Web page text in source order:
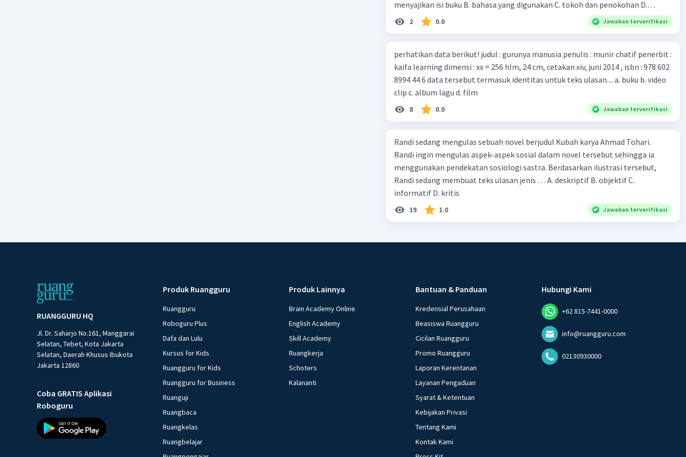
menjadi masalah besar bagi kesehatan manusia.
menyajikan isi buku B. bahasa yang digunakan C. tokoh dan penokohan D.
penyajian alur cerita
2 0.0 Jawaban terverifikasi
perhatikan data berikut! judul : gurunya manusia penulis : munir chatif penerbit :
kaifa learning dimensi : xx = 256 hlm, 24 cm, cetakan xiv, juni 2014 , isbn : 978 602
8994 44 6 data tersebut termasuk identitas untuk teks ulasan.... a. buku b. video
clip c. album lagu d. film
8 0.0 Jawaban terverifikasi
Randi sedang mengulas sebuah novel berjudul Kubah karya Ahmad Tohari.
Randi ingin mengulas aspek-aspek sosial dalam novel tersebut sehingga ia
menggunakan pendekatan sosiologi sastra. Berdasarkan ilustrasi tersebut,
Randi sedang membuat teks ulasan jenis … A. deskriptif B. objektif C.
informatif D. kritis
19 1.0 Jawaban terverifikasi
RUANGGURU HQ
Jl. Dr. Saharjo No.161, Manggarai
Selatan, Tebet, Kota Jakarta
Selatan, Daerah Khusus Ibukota
Jakarta 12860
Coba GRATIS Aplikasi
Roboguru
Produk Ruangguru
Ruangguru
Roboguru Plus
Dafa dan Lulu
Kursus for Kids
Ruangguru for Kids
Ruangguru for Business
Ruanguji
Ruangbaca
Ruangkelas
Ruangbelajar
Produk Lainnya
Brain Academy Online
English Academy
Skill Academy
Ruangkerja
Schoters
Kalananti
Bantuan & Panduan
Kredensial Perusahaan
Beasiswa Ruangguru
Cicilan Ruangguru
Promo Ruangguru
Laporan Kerentanan
Layanan Pengaduan
Syarat & Ketentuan
Kebijakan Privasi
Tentang Kami
Kontak Kami
Hubungi Kami
+62 815-7441-0000
info@ruangguru.com
02130930000